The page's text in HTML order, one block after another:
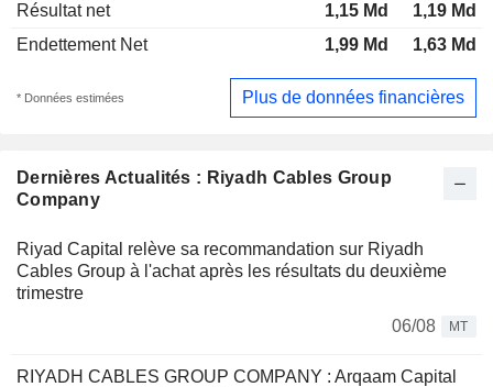
Dernières Actualités : Riyadh Cables Group
Company
Riyad Capital relève sa recommandation sur Riyadh
Cables Group à l'achat après les résultats du deuxième
trimestre
06/08
MT
RIYADH CABLES GROUP COMPANY : Arqaam Capital
Résultat net
1,15 Md
1,19 Md
Endettement Net
1,99 Md 1,63 Md
* Données estimées Plus de données financières